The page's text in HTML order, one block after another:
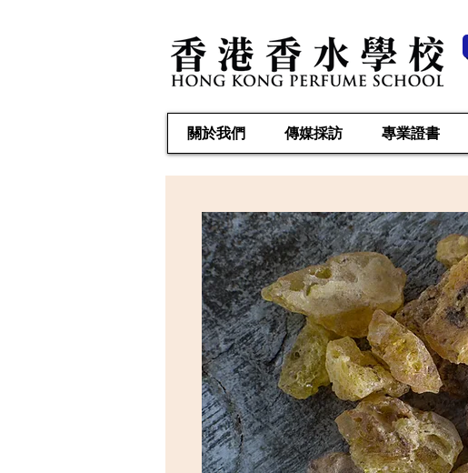
關於我們 傳媒採訪 專業證書